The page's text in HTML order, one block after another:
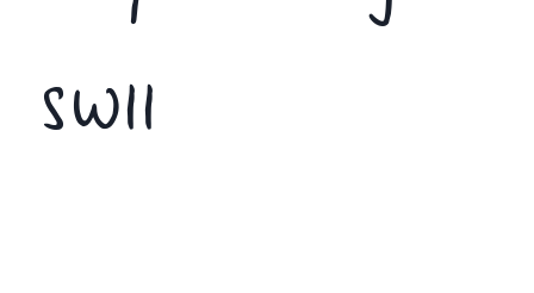
SW11